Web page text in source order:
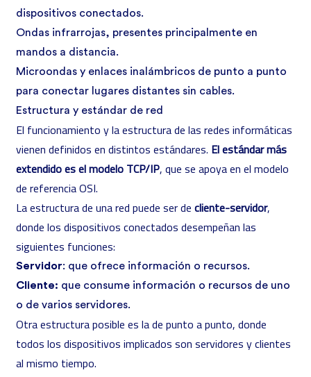
dispositivos conectados.
Ondas infrarrojas, presentes principalmente en
mandos a distancia.
Microondas y enlaces inalámbricos de punto a punto
para conectar lugares distantes sin cables.
Estructura y estándar de red
El funcionamiento y la estructura de las redes informáticas
vienen definidos en distintos estándares. El estándar más
extendido es el modelo TCP/IP, que se apoya en el modelo
de referencia OSI.
La estructura de una red puede ser de cliente-servidor,
donde los dispositivos conectados desempeñan las
siguientes funciones:
Servidor: que ofrece información o recursos.
Cliente: que consume información o recursos de uno
o de varios servidores.
Otra estructura posible es la de punto a punto, donde
todos los dispositivos implicados son servidores y clientes
al mismo tiempo.